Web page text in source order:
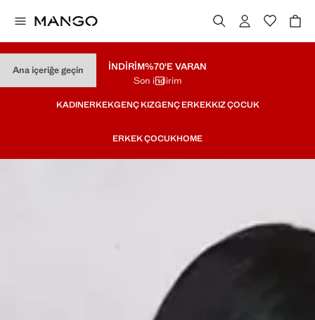
Ana içeriğe geçin İNDİRİM%70'E VARAN
Son indirim
KADINERKEKGENÇ KIZGENÇ ERKEKKIZ ÇOCUK
ERKEK ÇOCUKHOME